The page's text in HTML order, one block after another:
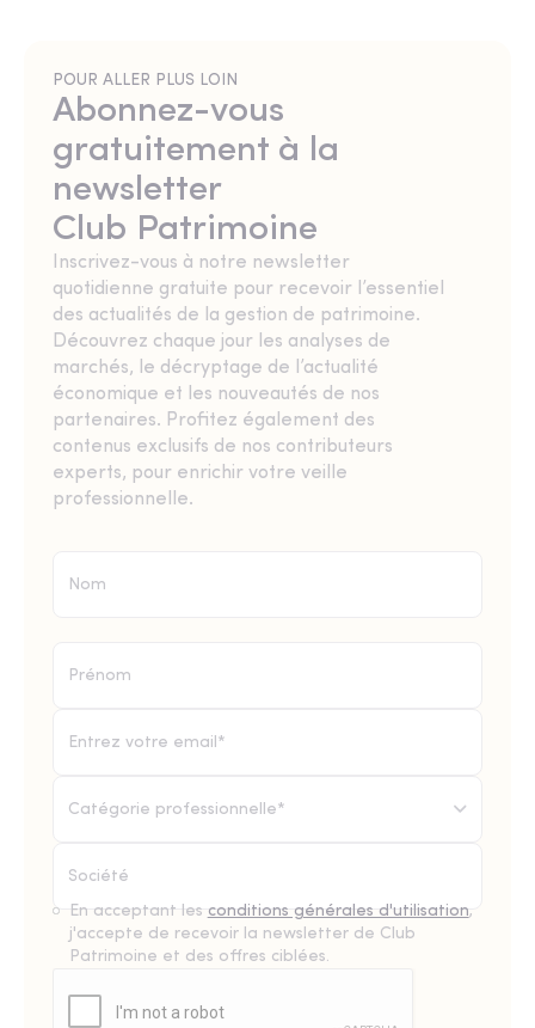
POUR ALLER PLUS LOIN
Abonnez-vous
gratuitement à la
newsletter
Club Patrimoine
Inscrivez-vous à notre newsletter
quotidienne gratuite pour recevoir l’essentiel
des actualités de la gestion de patrimoine.
Découvrez chaque jour les analyses de
marchés, le décryptage de l’actualité
économique et les nouveautés de nos
partenaires. Profitez également des
contenus exclusifs de nos contributeurs
experts, pour enrichir votre veille
professionnelle.
Catégorie professionnelle*
En acceptant les conditions générales d'utilisation,
j'accepte de recevoir la newsletter de Club
Patrimoine et des offres ciblées.